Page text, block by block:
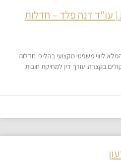
| עו"ד דנה פלד – חדלות
ליווי משפטי מקצועי בהליכי חדלות
בקצרה: עורך דין למחיקת חובות